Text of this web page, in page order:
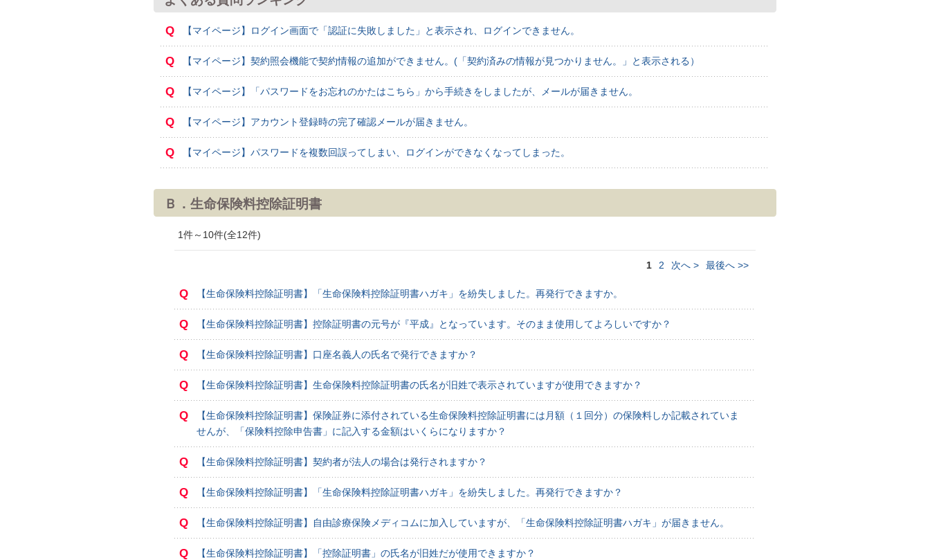
Q 【マイページ】ログイン画面で「認証に失敗しました」と表示され、ログインできません。
Q 【マイページ】契約照会機能で契約情報の追加ができません。(「契約済みの情報が見つかりません。」と表示される）
Q 【マイページ】「パスワードをお忘れのかたはこちら」から手続きをしましたが、メールが届きません。
Q 【マイページ】アカウント登録時の完了確認メールが届きません。
Q 【マイページ】パスワードを複数回誤ってしまい、ログインができなくなってしまった。
Ｂ．生命保険料控除証明書
1件～10件(全12件)
1 2 次へ > 最後へ >>
Q 【生命保険料控除証明書】「生命保険料控除証明書ハガキ」を紛失しました。再発行できますか。
Q 【生命保険料控除証明書】控除証明書の元号が『平成』となっています。そのまま使用してよろしいですか？
Q 【生命保険料控除証明書】口座名義人の氏名で発行できますか？
Q 【生命保険料控除証明書】生命保険料控除証明書の氏名が旧姓で表示されていますが使用できますか？
Q
【生命保険料控除証明書】保険証券に添付されている生命保険料控除証明書には月額（１回分）の保険料しか記載されていま
せんが、「保険料控除申告書」に記入する金額はいくらになりますか？
Q 【生命保険料控除証明書】契約者が法人の場合は発行されますか？
Q 【生命保険料控除証明書】「生命保険料控除証明書ハガキ」を紛失しました。再発行できますか？
Q 【生命保険料控除証明書】自由診療保険メディコムに加入していますが、「生命保険料控除証明書ハガキ」が届きません。
Q 【生命保険料控除証明書】「控除証明書」の氏名が旧姓だが使用できますか？